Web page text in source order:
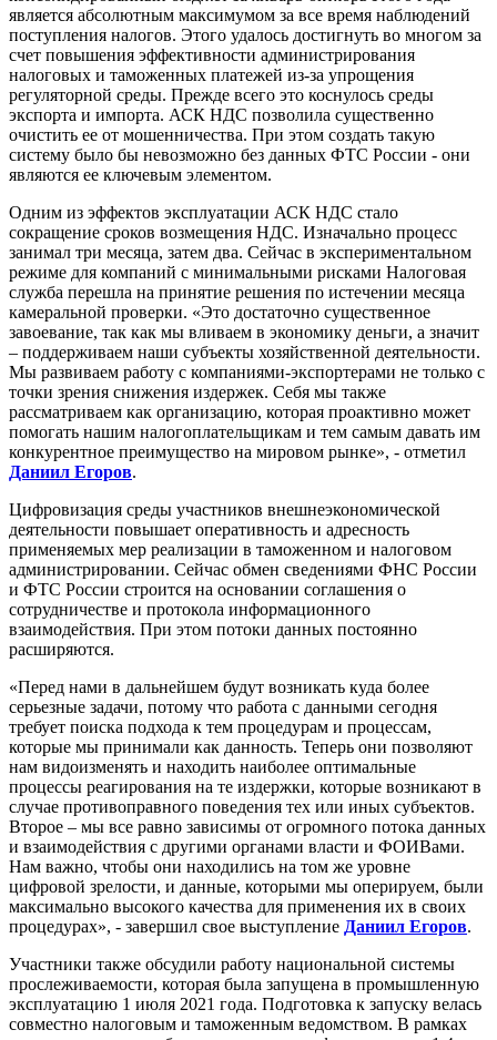
является абсолютным максимумом за все время наблюдений
поступления налогов. Этого удалось достигнуть во многом за
счет повышения эффективности администрирования
налоговых и таможенных платежей из-за упрощения
регуляторной среды. Прежде всего это коснулось среды
экспорта и импорта. АСК НДС позволила существенно
очистить ее от мошенничества. При этом создать такую
систему было бы невозможно без данных ФТС России - они
являются ее ключевым элементом.
Одним из эффектов эксплуатации АСК НДС стало
сокращение сроков возмещения НДС. Изначально процесс
занимал три месяца, затем два. Сейчас в экспериментальном
режиме для компаний с минимальными рисками Налоговая
служба перешла на принятие решения по истечении месяца
камеральной проверки. «Это достаточно существенное
завоевание, так как мы вливаем в экономику деньги, а значит
– поддерживаем наши субъекты хозяйственной деятельности.
Мы развиваем работу с компаниями-экспортерами не только с
точки зрения снижения издержек. Себя мы также
рассматриваем как организацию, которая проактивно может
помогать нашим налогоплательщикам и тем самым давать им
конкурентное преимущество на мировом рынке», - отметил
Даниил Егоров.
Цифровизация среды участников внешнеэкономической
деятельности повышает оперативность и адресность
применяемых мер реализации в таможенном и налоговом
администрировании. Сейчас обмен сведениями ФНС России
и ФТС России строится на основании соглашения о
сотрудничестве и протокола информационного
взаимодействия. При этом потоки данных постоянно
расширяются.
«Перед нами в дальнейшем будут возникать куда более
серьезные задачи, потому что работа с данными сегодня
требует поиска подхода к тем процедурам и процессам,
которые мы принимали как данность. Теперь они позволяют
нам видоизменять и находить наиболее оптимальные
процессы реагирования на те издержки, которые возникают в
случае противоправного поведения тех или иных субъектов.
Второе – мы все равно зависимы от огромного потока данных
и взаимодействия с другими органами власти и ФОИВами.
Нам важно, чтобы они находились на том же уровне
цифровой зрелости, и данные, которыми мы оперируем, были
максимально высокого качества для применения их в своих
процедурах», - завершил свое выступление Даниил Егоров.
Участники также обсудили работу национальной системы
прослеживаемости, которая была запущена в промышленную
эксплуатацию 1 июля 2021 года. Подготовка к запуску велась
совместно налоговым и таможенным ведомством. В рамках